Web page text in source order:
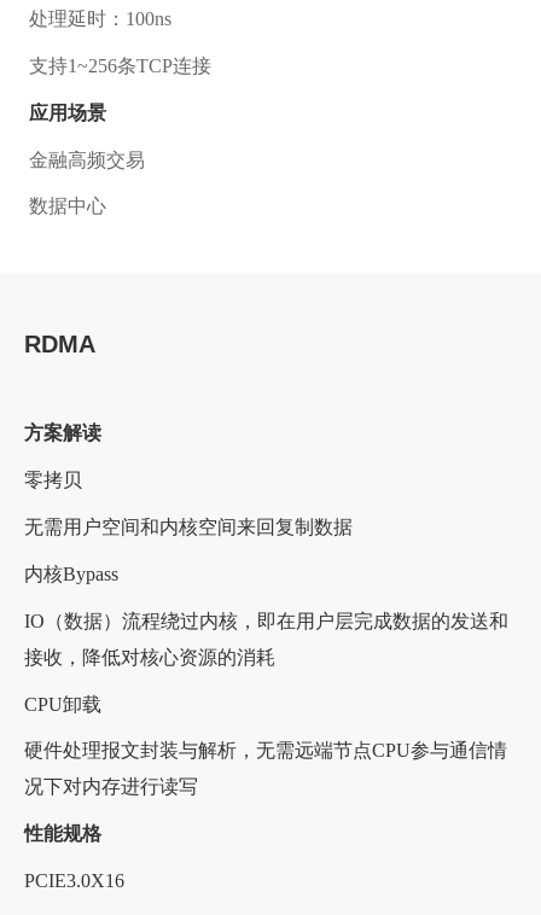
处理延时：100ns
支持1~256条TCP连接
应用场景
金融高频交易
数据中心
RDMA
方案解读
零拷贝
无需用户空间和内核空间来回复制数据
内核Bypass
IO（数据）流程绕过内核，即在用户层完成数据的发送和
接收，降低对核心资源的消耗
CPU卸载
硬件处理报文封装与解析，无需远端节点CPU参与通信情
况下对内存进行读写
性能规格
PCIE3.0X16